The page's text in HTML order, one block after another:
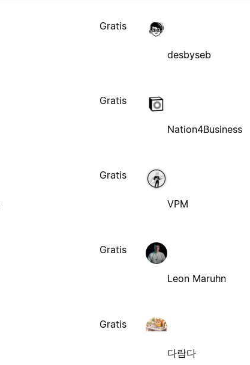
Gratis
desbyseb
Gratis
Nation4Business
Gratis
VPM
Gratis
Leon Maruhn
Gratis
다람다